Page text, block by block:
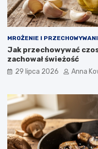
MROŻENIE I
Jak przechowywać
zachował świeżość
29 lipca 2026 Anna